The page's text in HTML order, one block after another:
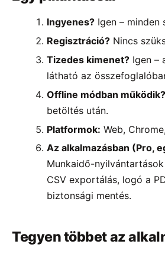
Ingyenes? Igen – minden
Regisztráció? Nincs
Tizedes kimenet? Igen –
látható az
Offline módban működik?
betöltés után.
Platformok: Web,
Az alkalmazásban (Pro,
Munkaidő-
CSV exportálás, logó a
biztonsági mentés.
Tegyen többet az